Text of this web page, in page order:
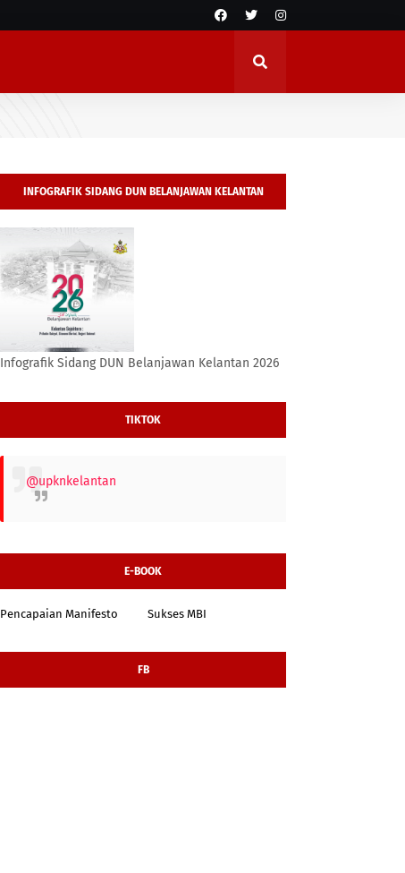
INFOGRAFIK SIDANG DUN BELANJAWAN KELANTAN
2026
Infografik Sidang DUN Belanjawan Kelantan 2026
TIKTOK
@upknkelantan
E-BOOK
Pencapaian Manifesto Sukses MBI
FB